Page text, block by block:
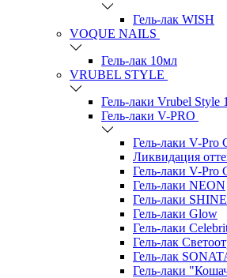
Гель-лак WISH
VOQUE NAILS
Гель-лак 10мл
VRUBEL STYLE
Гель-лаки Vrubel Style
Гель-лаки V-PRO
Гель-лаки V-Pro
Ликвидация
Гель-лаки V-Pro
Гель-лаки NEON
Гель-лаки SHINE
Гель-лаки Glow
Гель-лаки
Гель-лак
Гель-лак
Гель-лаки